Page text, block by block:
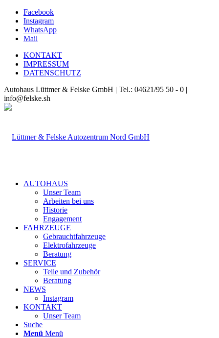
Facebook
Instagram
WhatsApp
Mail
KONTAKT
IMPRESSUM
DATENSCHUTZ
Autohaus Lüttmer & Felske GmbH | Tel.: 04621/95 50 - 0 |
info@felske.sh
AUTOHAUS
Unser Team
Arbeiten bei uns
Historie
Engagement
FAHRZEUGE
Gebrauchtfahrzeuge
Elektrofahrzeuge
Beratung
SERVICE
Teile und Zubehör
Beratung
NEWS
Instagram
KONTAKT
Unser Team
Suche
Menü Menü